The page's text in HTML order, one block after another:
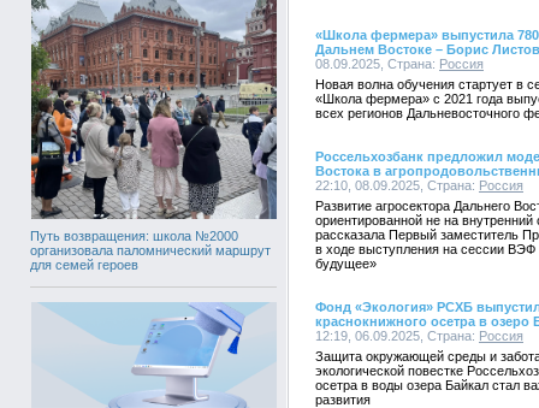
Путь возвращения: школа №2000
организовала паломнический маршрут
для семей героев
«Школа фермера» выпустила
Дальнем Востоке – Борис Листов
08.09.2025, Страна: Россия
Новая волна обучения стартует в
«Школа фермера» с 2021 года
всех регионов Дальневосточного
Россельхозбанк предложил
Востока в
22:10, 08.09.2025, Страна: Россия
Развитие агросектора Дальнего
ориентированной не на
рассказала Первый заместитель
в ходе выступления на сессии ВЭФ
будущее»
Фонд «Экология» РСХБ
краснокнижного осетра в озеро
12:19, 06.09.2025, Страна: Россия
Защита окружающей среды и
экологической повестке
осетра в воды озера Байкал стал
развития